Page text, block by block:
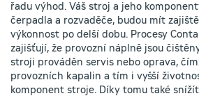
řadu výhod. Váš stroj a jeho
čerpadla a rozvaděče, budou mít
výkonnost po delší dobu. Procesy
zajišťují, že provozní náplně jsou
stroji prováděn servis nebo oprava,
provozních kapalin a tím i vyšší
komponent stroje. Díky tomu také